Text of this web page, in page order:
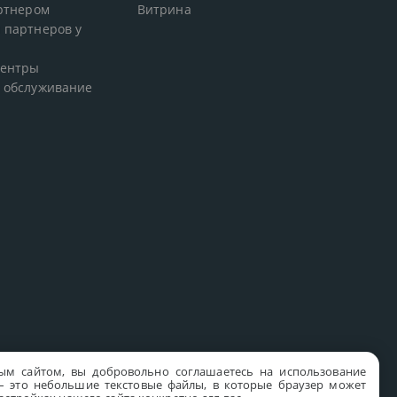
сайтом, вы добровольно соглашаетесь на использование
это небольшие текстовые файлы, в которые браузер может
у
Витрина